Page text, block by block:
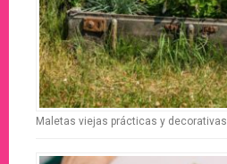
Maletas viejas prácticas y decorativas